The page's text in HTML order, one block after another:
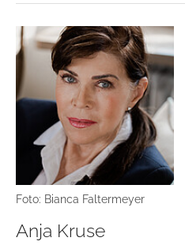
Foto: Bianca Faltermeyer
Anja Kruse